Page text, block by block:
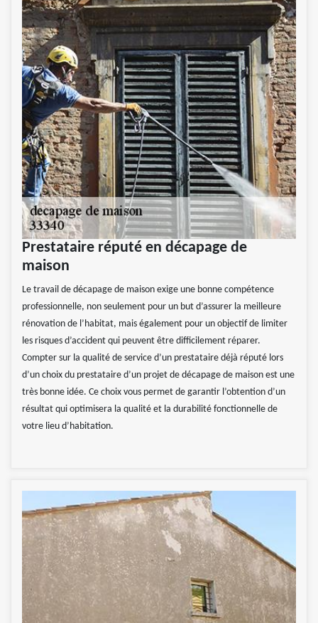
Prestataire réputé en décapage de
maison
Le travail de décapage de maison exige une bonne compétence
professionnelle, non seulement pour un but d’assurer la meilleure
rénovation de l’habitat, mais également pour un objectif de limiter
les risques d’accident qui peuvent être difficilement réparer.
Compter sur la qualité de service d’un prestataire déjà réputé lors
d’un choix du prestataire d’un projet de décapage de maison est une
très bonne idée. Ce choix vous permet de garantir l’obtention d’un
résultat qui optimisera la qualité et la durabilité fonctionnelle de
votre lieu d’habitation.